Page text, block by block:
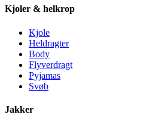
Kjoler & helkrop
Kjole
Heldragter
Body
Flyverdragt
Pyjamas
Svøb
Jakker